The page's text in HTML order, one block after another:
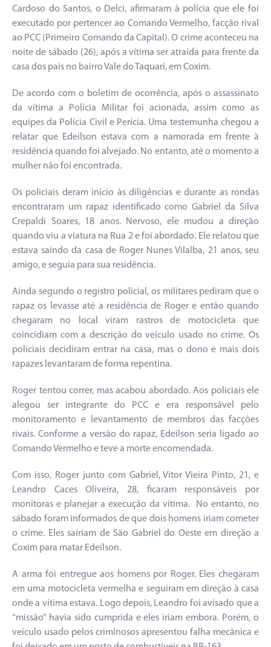
Cardoso do Santos, o Delci, afirmaram à polícia que ele foi
executado por pertencer ao Comando Vermelho, facção rival
ao PCC (Primeiro Comando da Capital). O crime aconteceu na
noite de sábado (26), após a vítima ser atraída para frente da
casa dos pais no bairro Vale do Taquari, em Coxim.
De acordo com o boletim de ocorrência, após o assassinato
da vítima a Polícia Militar foi acionada, assim como as
equipes da Polícia Civil e Perícia. Uma testemunha chegou a
relatar que Edeilson estava com a namorada em frente à
residência quando foi alvejado. No entanto, até o momento a
mulher não foi encontrada.
Os policiais deram início às diligências e durante as rondas
encontraram um rapaz identificado como Gabriel da Silva
Crepaldi Soares, 18 anos. Nervoso, ele mudou a direção
quando viu a viatura na Rua 2 e foi abordado. Ele relatou que
estava saindo da casa de Roger Nunes Vilalba, 21 anos, seu
amigo, e seguia para sua residência.
Ainda segundo o registro policial, os militares pediram que o
rapaz os levasse até a residência de Roger e então quando
chegaram no local viram rastros de motocicleta que
coincidiam com a descrição do veículo usado no crime. Os
policiais decidiram entrar na casa, mas o dono e mais dois
rapazes levantaram de forma repentina.
Roger tentou correr, mas acabou abordado. Aos policiais ele
alegou ser integrante do PCC e era responsável pelo
monitoramento e levantamento de membros das facções
rivais. Conforme a versão do rapaz, Edeilson seria ligado ao
Comando Vermelho e teve a morte encomendada.
Com isso, Roger junto com Gabriel, Vitor Vieira Pinto, 21, e
Leandro Caces Oliveira, 28, ficaram responsáveis por
monitoras e planejar a execução da vítima. No entanto, no
sábado foram informados de que dois homens iriam cometer
o crime. Eles saíriam de São Gabriel do Oeste em direção a
Coxim para matar Edeilson.
A arma foi entregue aos homens por Roger. Eles chegaram
em uma motocicleta vermelha e seguiram em direção à casa
onde a vítima estava. Logo depois, Leandro foi avisado que a
“missão” havia sido cumprida e eles iriam embora. Porém, o
veículo usado pelos criminosos apresentou falha mecânica e